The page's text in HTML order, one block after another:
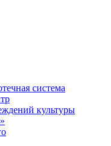
система
культуры